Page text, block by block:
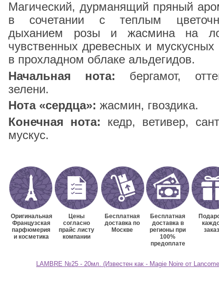
Магический, дурманящий пряный
в сочетании с теплым
дыханием розы и жасмина на
чувственных древесных и мускусных
в прохладном облаке альдегидов.
Начальная нота: бергамот,
зелени.
Нота «сердца»: жасмин, гвоздика.
Конечная нота: кедр, ветивер,
мускус.
Оригинальная
Французская
парфюмерия
и косметика
Цены
согласно
прайс листу
компании
Бесплатная
доставка по
Москве
Бесплатная
доставка в
регионы при
100%
предоплате
LAMBRE №25 - 20мл. (Известен как - Magie Noire от